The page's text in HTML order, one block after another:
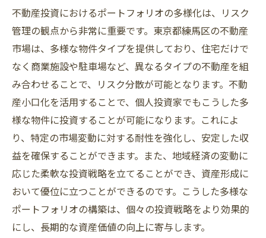
不動産投資におけるポートフォリオの多様化は、リスク
管理の観点から非常に重要です。東京都練馬区の不動産
市場は、多様な物件タイプを提供しており、住宅だけで
なく商業施設や駐車場など、異なるタイプの不動産を組
み合わせることで、リスク分散が可能となります。不動
産小口化を活用することで、個人投資家でもこうした多
様な物件に投資することが可能になります。これによ
り、特定の市場変動に対する耐性を強化し、安定した収
益を確保することができます。また、地域経済の変動に
応じた柔軟な投資戦略を立てることができ、資産形成に
おいて優位に立つことができるのです。こうした多様な
ポートフォリオの構築は、個々の投資戦略をより効果的
にし、長期的な資産価値の向上に寄与します。